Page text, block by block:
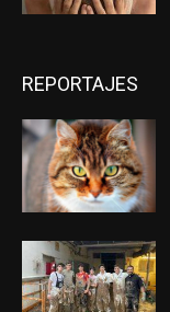
REPORTAJES